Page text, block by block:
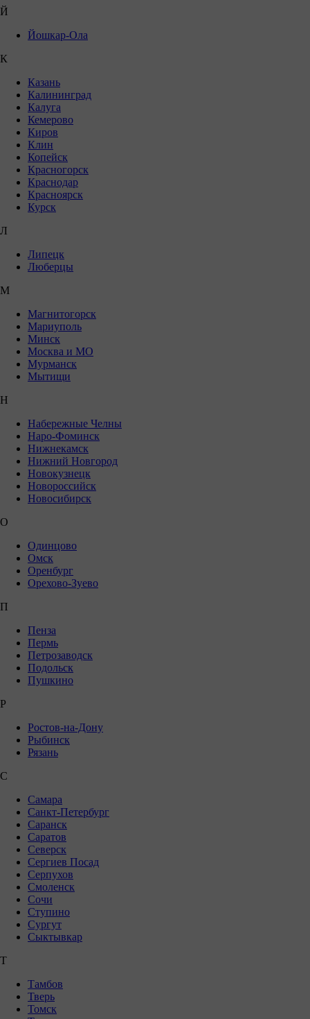
Й
Йошкар-Ола
К
Казань
Калининград
Калуга
Кемерово
Киров
Клин
Копейск
Красногорск
Краснодар
Красноярск
Курск
Л
Липецк
Люберцы
М
Магнитогорск
Мариуполь
Минск
Москва и МО
Мурманск
Мытищи
Н
Набережные Челны
Наро-Фоминск
Нижнекамск
Нижний Новгород
Новокузнецк
Новороссийск
Новосибирск
О
Одинцово
Омск
Оренбург
Орехово-Зуево
П
Пенза
Пермь
Петрозаводск
Подольск
Пушкино
Р
Ростов-на-Дону
Рыбинск
Рязань
С
Самара
Санкт-Петербург
Саранск
Саратов
Северск
Сергиев Посад
Серпухов
Смоленск
Сочи
Ступино
Сургут
Сыктывкар
Т
Тамбов
Тверь
Томск